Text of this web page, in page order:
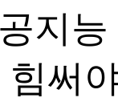
지
써